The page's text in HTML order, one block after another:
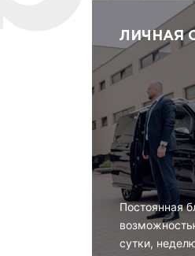
ЛИЧНАЯ
Постоянная
сутки,